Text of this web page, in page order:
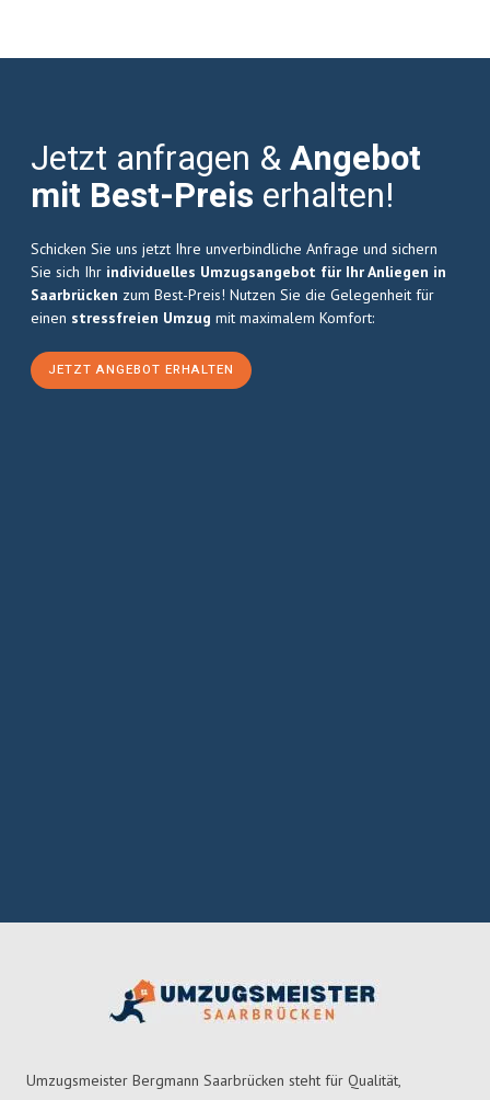
Jetzt anfragen &Angebot
mit Best-Preis erhalten!
Schicken Sie uns jetzt Ihre unverbindliche Anfrage und sichern
Sie sich Ihr individuelles Umzugsangebot für Ihr Anliegen in
Saarbrücken zum Best-Preis! Nutzen Sie die Gelegenheit für
einen stressfreien Umzug mit maximalem Komfort:
JETZT ANGEBOT ERHALTEN
Umzugsmeister Bergmann Saarbrücken steht für Qualität,